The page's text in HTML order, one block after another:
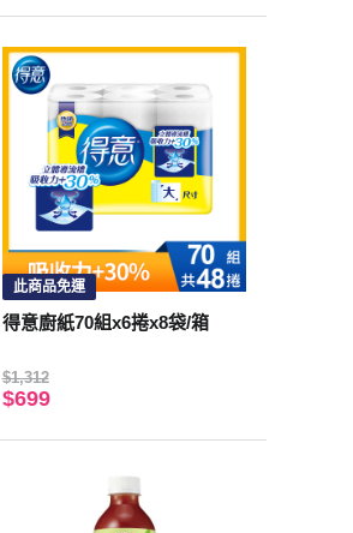
此商品免運
得意廚紙70組x6捲x8袋/箱
$1,312
$699